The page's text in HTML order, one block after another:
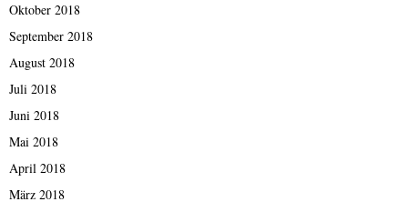
Oktober 2018
September 2018
August 2018
Juli 2018
Juni 2018
Mai 2018
April 2018
März 2018